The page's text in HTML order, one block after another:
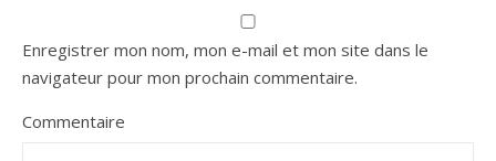
Enregistrer mon nom, mon e-mail et mon site dans le
navigateur pour mon prochain commentaire.
Commentaire